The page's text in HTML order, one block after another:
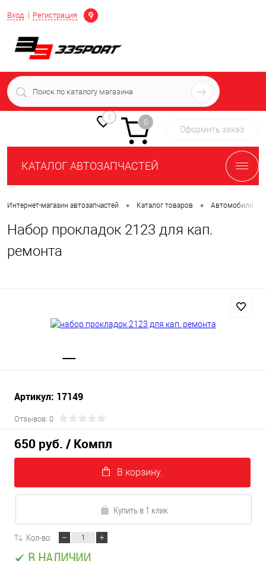
Вход Регистрация
Определение
+7 (939) 716-10-06
пн-пт 7:00-16:00 МСК
0
0
Оформить заказ
КАТАЛОГ АВТОЗАПЧАСТЕЙ
Интернет-магазин автозапчастей • Каталог товаров • Автомобили
Набор прокладок 2123 для кап.
ремонта
Артикул: 17149
Отзывов: 0
650 руб. / Компл
В корзину.
Купить в 1 клик
Кол-во: